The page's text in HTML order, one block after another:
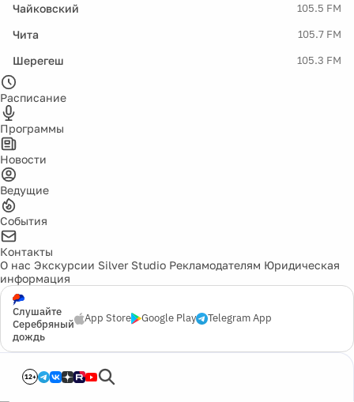
Чайковский 105.5 FM
Чита 105.7 FM
Шерегеш 105.3 FM
Расписание
Программы
Новости
Ведущие
События
Контакты
О нас Экскурсии Silver Studio Рекламодателям Юридическая
информация
Слушайте
Серебряный
дождь
App Store Google Play Telegram App
12+